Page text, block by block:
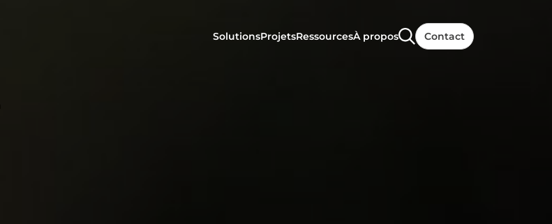
SolutionsProjetsRessourcesÀ propos Contact